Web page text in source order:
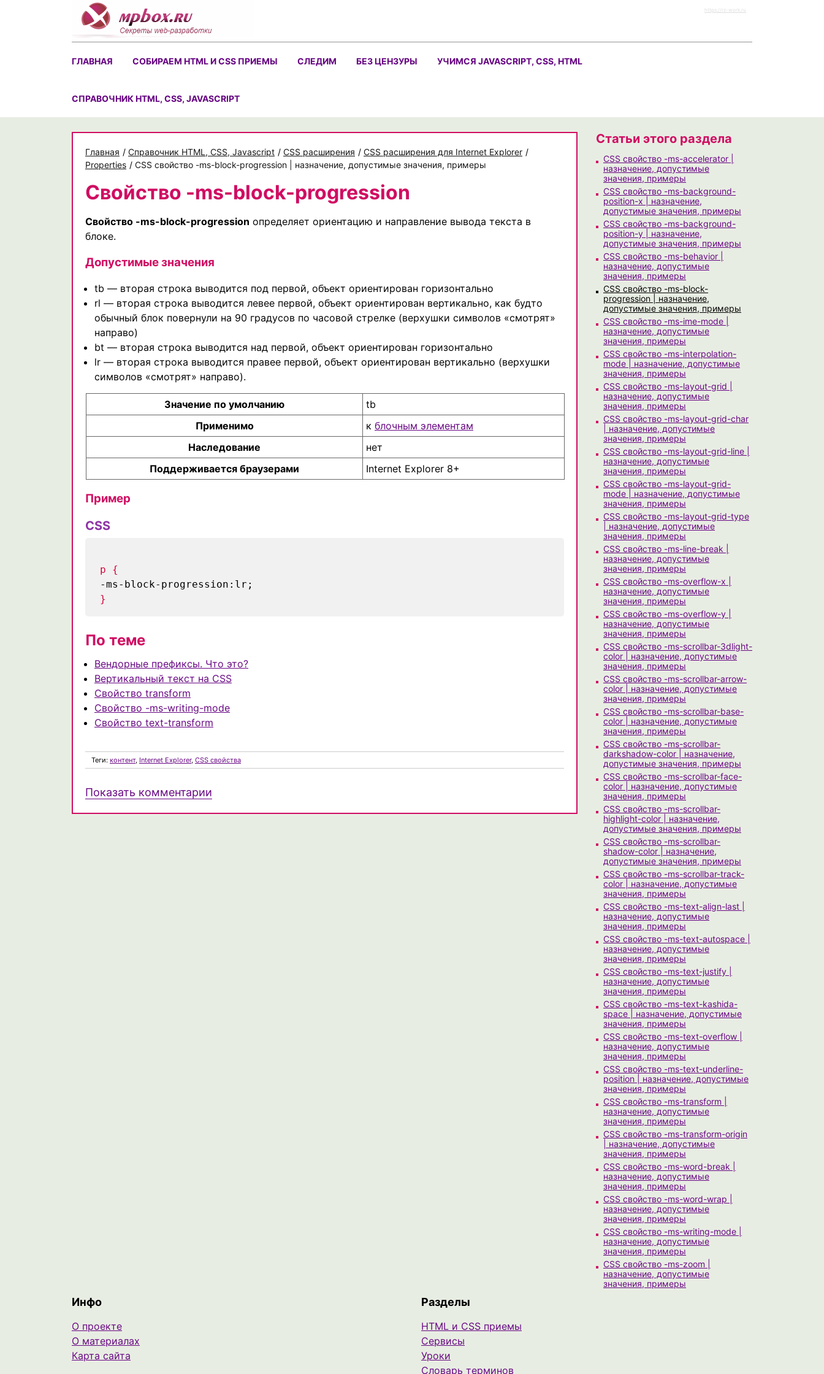
https://rz-work.ru
ГЛАВНАЯ СОБИРАЕМ HTML И CSS ПРИЕМЫ СЛЕДИМ БЕЗ ЦЕНЗУРЫ УЧИМСЯ JAVASCRIPT, CSS, HTML
CПРАВОЧНИК HTML, CSS, JAVASCRIPT
Главная / Cправочник HTML, CSS, Javascript / CSS расширения / CSS расширения для Internet Explorer /
Properties / CSS свойство -ms-block-progression | назначение, допустимые значения, примеры
Свойство -ms-block-progression
Свойство -ms-block-progression определяет ориентацию и направление вывода текста в
блоке.
Допустимые значения
tb — вторая строка выводится под первой, объект ориентирован горизонтально
rl — вторая строка выводится левее первой, объект ориентирован вертикально, как будто
обычный блок повернули на 90 градусов по часовой стрелке (верхушки символов «смотрят»
направо)
bt — вторая строка выводится над первой, объект ориентирован горизонтально
lr — вторая строка выводится правее первой, объект ориентирован вертикально (верхушки
символов «смотрят» направо).
Значение по умолчанию
tb
Применимо
к блочным элементам
Наследование
нет
Поддерживается браузерами
Internet Explorer 8+
Пример
CSS
p {
-ms-block-progression:lr;
}
По теме
Вендорные префиксы. Что это?
Вертикальный текст на CSS
Свойство transform
Свойство -ms-writing-mode
Свойство text-transform
Теги: контент, Internet Explorer, CSS свойства
Показать комментарии
Статьи этого раздела
CSS свойство -ms-accelerator |
назначение, допустимые
значения, примеры
CSS свойство -ms-background-
position-x | назначение,
допустимые значения, примеры
CSS свойство -ms-background-
position-y | назначение,
допустимые значения, примеры
CSS свойство -ms-behavior |
назначение, допустимые
значения, примеры
CSS свойство -ms-block-
progression | назначение,
допустимые значения, примеры
CSS свойство -ms-ime-mode |
назначение, допустимые
значения, примеры
CSS свойство -ms-interpolation-
mode | назначение, допустимые
значения, примеры
CSS свойство -ms-layout-grid |
назначение, допустимые
значения, примеры
CSS свойство -ms-layout-grid-char
| назначение, допустимые
значения, примеры
CSS свойство -ms-layout-grid-line |
назначение, допустимые
значения, примеры
CSS свойство -ms-layout-grid-
mode | назначение, допустимые
значения, примеры
CSS свойство -ms-layout-grid-type
| назначение, допустимые
значения, примеры
CSS свойство -ms-line-break |
назначение, допустимые
значения, примеры
CSS свойство -ms-overflow-x |
назначение, допустимые
значения, примеры
CSS свойство -ms-overflow-y |
назначение, допустимые
значения, примеры
CSS свойство -ms-scrollbar-3dlight-
color | назначение, допустимые
значения, примеры
CSS свойство -ms-scrollbar-arrow-
color | назначение, допустимые
значения, примеры
CSS свойство -ms-scrollbar-base-
color | назначение, допустимые
значения, примеры
CSS свойство -ms-scrollbar-
darkshadow-color | назначение,
допустимые значения, примеры
CSS свойство -ms-scrollbar-face-
color | назначение, допустимые
значения, примеры
CSS свойство -ms-scrollbar-
highlight-color | назначение,
допустимые значения, примеры
CSS свойство -ms-scrollbar-
shadow-color | назначение,
допустимые значения, примеры
CSS свойство -ms-scrollbar-track-
color | назначение, допустимые
значения, примеры
CSS свойство -ms-text-align-last |
назначение, допустимые
значения, примеры
CSS свойство -ms-text-autospace |
назначение, допустимые
значения, примеры
CSS свойство -ms-text-justify |
назначение, допустимые
значения, примеры
CSS свойство -ms-text-kashida-
space | назначение, допустимые
значения, примеры
CSS свойство -ms-text-overflow |
назначение, допустимые
значения, примеры
CSS свойство -ms-text-underline-
position | назначение, допустимые
значения, примеры
CSS свойство -ms-transform |
назначение, допустимые
значения, примеры
CSS свойство -ms-transform-origin
| назначение, допустимые
значения, примеры
CSS свойство -ms-word-break |
назначение, допустимые
значения, примеры
CSS свойство -ms-word-wrap |
назначение, допустимые
значения, примеры
CSS свойство -ms-writing-mode |
назначение, допустимые
значения, примеры
CSS свойство -ms-zoom |
назначение, допустимые
значения, примеры
Инфо
О проекте
О материалах
Карта сайта
Разделы
HTML и CSS приемы
Сервисы
Уроки
Cловарь терминов